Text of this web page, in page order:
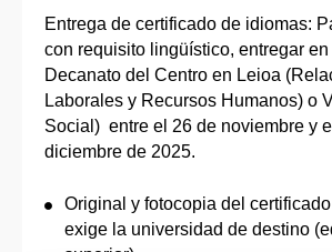
Entrega de certificado de idiomas:
con requisito lingüístico, entregar en
Decanato del Centro en Leioa
Laborales y Recursos Humanos) o
Social) entre el 26 de noviembre y
diciembre de 2025.
Original y fotocopia del
exige la universidad de destino